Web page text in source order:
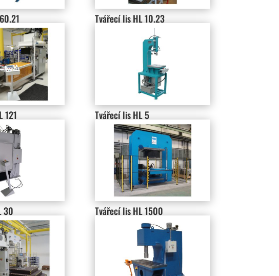
Tvářecí lis HL 10.23
121 Tvářecí lis HL 5
30 Tvářecí lis HL 1500